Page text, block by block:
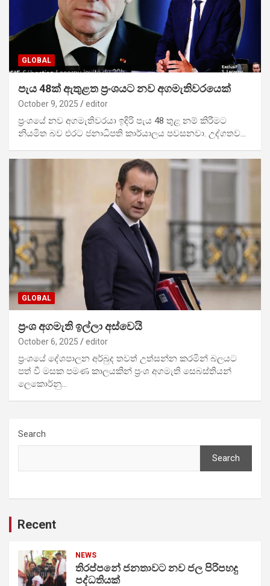
GLOBAL
පැය 48ක් ඇතුළත ප්‍රංශයට නව අගමැතිවරයෙක්
October 9, 2025 editor
ප්‍රංශයේ නව අගමැතිවරයා ඉදිරි පැය 48 තුළ නම් කිරීමට
නියමිත බව එරට ජනාධිපති කාර්යාලය පවසනවා. උද්ගතව…
GLOBAL
ප්‍රංශ අගමැති ඉල්ලා අස්වෙයි
October 6, 2025 editor
ප්‍රංශයේ දේශපාලන අර්බුද තවත් උත්සන්න කරමින් බලයට
පත් වී මසක පමණ කාලයකින් ප්‍රංශ අගමැති සෙබස්තියන්
ලෙකොර්නු…
Search
Search
Recent
NEWS
තිරප්පනේ ජනතාවට නව ජල පිරිපහදු
පද්ධතියක්